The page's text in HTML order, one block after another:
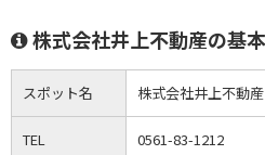
株式会社井上不動産の基
スポット名 株式会社井上不動産
TEL 0561-83-1212